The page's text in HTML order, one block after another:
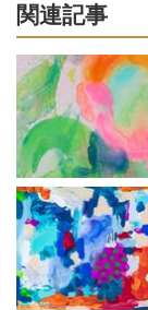
関連記事